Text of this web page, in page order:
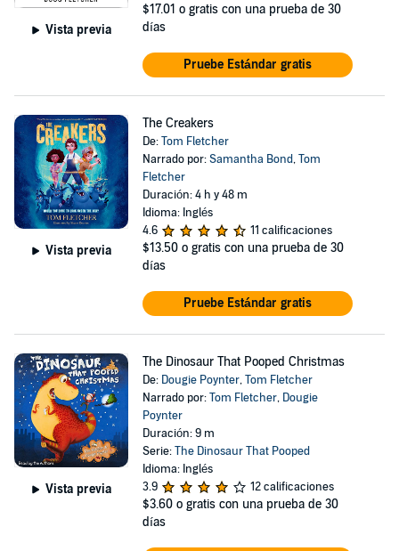
Vista previa
$17.01 o gratis con una prueba de 30
días
Pruebe Estándar gratis
Vista previa
The Creakers
De:Tom Fletcher
Narrado por:Samantha Bond,Tom
Fletcher
Duración: 4 h y 48 m
Idioma: Inglés
4.6
11 calificaciones
$13.50 o gratis con una prueba de 30
días
Pruebe Estándar gratis
Vista previa
The Dinosaur That Pooped Christmas
De: Dougie Poynter,Tom Fletcher
Narrado por:Tom Fletcher, Dougie
Poynter
Duración: 9 m
Serie:The Dinosaur That Pooped
Idioma: Inglés
3.9
12 calificaciones
$3.60 o gratis con una prueba de 30
días